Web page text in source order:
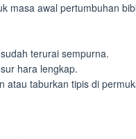
masa awal pertumbuhan
terurai sempurna.
hara lengkap.
atau taburkan tipis di